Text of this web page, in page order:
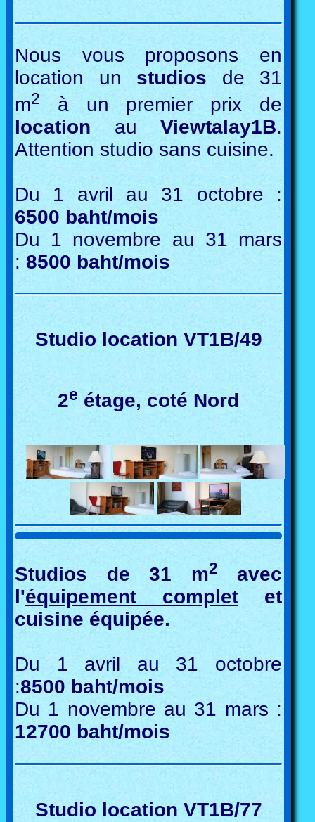
Nous vous proposons en
location un studios de 31
m2
à un premier prix de
location au Viewtalay1B.
Attention studio sans cuisine.
Du 1 avril au 31 octobre :
6500 baht/mois
Du 1 novembre au 31 mars
: 8500 baht/mois
Studio location VT1B/49
2e étage, coté Nord
Studios de 31 m2
avec
l'équipement complet et
cuisine équipée.
Du 1 avril au 31 octobre
:8500 baht/mois
Du 1 novembre au 31 mars :
12700 baht/mois
Studio location VT1B/77